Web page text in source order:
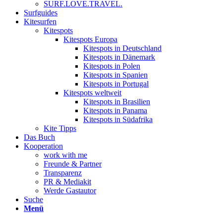
SURF.LOVE.TRAVEL.
Surfguides
Kitesurfen
Kitespots
Kitespots Europa
Kitespots in Deutschland
Kitespots in Dänemark
Kitespots in Polen
Kitespots in Spanien
Kitespots in Portugal
Kitespots weltweit
Kitespots in Brasilien
Kitespots in Panama
Kitespots in Südafrika
Kite Tipps
Das Buch
Kooperation
work with me
Freunde & Partner
Transparenz
PR & Mediakit
Werde Gastautor
Suche
Menü